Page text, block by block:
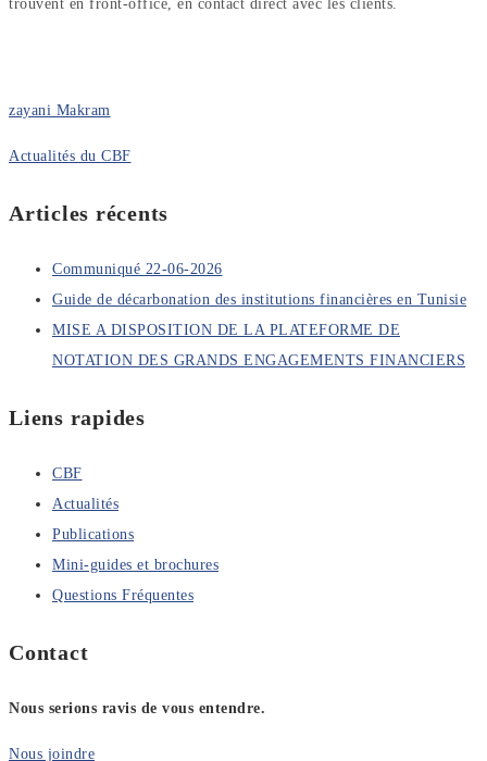
trouvent en front-office, en contact direct avec les clients.
zayani Makram
Actualités du CBF
Articles récents
Communiqué 22-06-2026
Guide de décarbonation des institutions financières en Tunisie
MISE A DISPOSITION DE LA PLATEFORME DE
NOTATION DES GRANDS ENGAGEMENTS FINANCIERS
Liens rapides
CBF
Actualités
Publications
Mini-guides et brochures
Questions Fréquentes
Contact
Nous serions ravis de vous entendre.
Nous joindre